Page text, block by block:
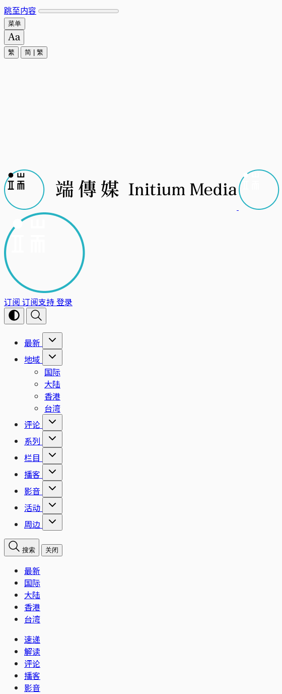
跳至内容
菜单
繁 简 繁
订阅 订阅支持登录
最新
地域
国际
大陆
香港
台湾
评论
系列
栏目
播客
影音
活动
周边
搜索 关闭
最新
国际
大陆
香港
台湾
速递
解读
评论
播客
影音